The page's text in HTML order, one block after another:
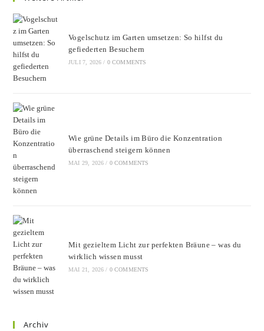
Vogelschutz im Garten umsetzen: So hilfst du
gefiederten Besuchern
JULI 7, 2026 / 0 COMMENTS
Wie grüne Details im Büro die Konzentration
überraschend steigern können
MAI 29, 2026 / 0 COMMENTS
Mit gezieltem Licht zur perfekten Bräune – was du
wirklich wissen musst
MAI 21, 2026 / 0 COMMENTS
Archiv